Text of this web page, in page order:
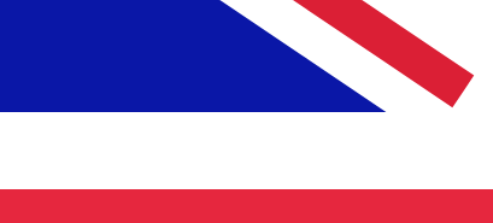
Tasa del mercado medio a las 08:48 UTC
Habla con un experto en divisas hoy.Podemos